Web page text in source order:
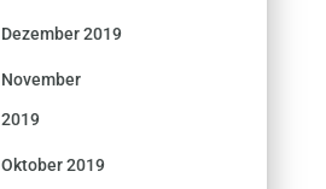
Dezember 2019
November
2019
Oktober 2019